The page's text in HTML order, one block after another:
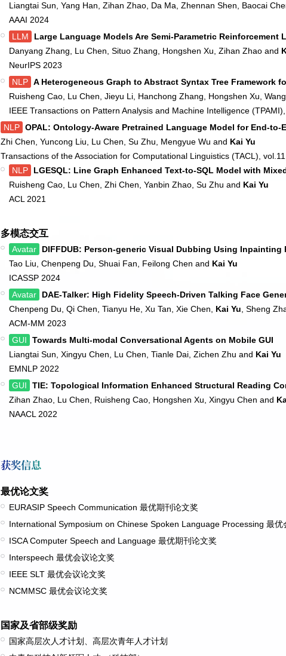
Liangtai Sun, Yang Han, Zihan Zhao, Da Ma, Zhennan Shen, Baocai
AAAI 2024
LLM
Large Language Models Are Semi-Parametric Reinforcement
Danyang Zhang, Lu Chen, Situo Zhang, Hongshen Xu, Zihan Zhao and
NeurIPS 2023
NLP A Heterogeneous Graph to Abstract Syntax Tree Framework
Ruisheng Cao, Lu Chen, Jieyu Li, Hanchong Zhang, Hongshen Xu,
IEEE Transactions on Pattern Analysis and Machine Intelligence
NLP OPAL: Ontology-Aware Pretrained Language Model for End-to-
Zhi Chen, Yuncong Liu, Lu Chen, Su Zhu, Mengyue Wu and Kai Yu
Transactions of the Association for Computational Linguistics (TACL),
NLP
LGESQL: Line Graph Enhanced Text-to-SQL Model with
Ruisheng Cao, Lu Chen, Zhi Chen, Yanbin Zhao, Su Zhu and Kai Yu
ACL 2021
多模态交互
Avatar
DIFFDUB: Person-generic Visual Dubbing Using
Tao Liu, Chenpeng Du, Shuai Fan, Feilong Chen and Kai Yu
ICASSP 2024
Avatar
DAE-Talker: High Fidelity Speech-Driven Talking Face
Chenpeng Du, Qi Chen, Tianyu He, Xu Tan, Xie Chen, Kai Yu , Sheng
ACM-MM 2023
GUI
Towards Multi-modal Conversational Agents on Mobile GUI
Liangtai Sun, Xingyu Chen, Lu Chen, Tianle Dai, Zichen Zhu and Kai Yu
EMNLP 2022
GUI
TIE: Topological Information Enhanced Structural Reading
Zihan Zhao, Lu Chen, Ruisheng Cao, Hongshen Xu, Xingyu Chen and
NAACL 2022
获奖信息
最优论文奖
EURASIP Speech Communication 最优期刊论文奖
International Symposium on Chinese Spoken Language Processing 最优
ISCA Computer Speech and Language 最优期刊论文奖
Interspeech 最优会议论文奖
IEEE SLT 最优会议论文奖
NCMMSC 最优会议论文奖
国家及省部级奖励
国家高层次人才计划、高层次青年人才计划